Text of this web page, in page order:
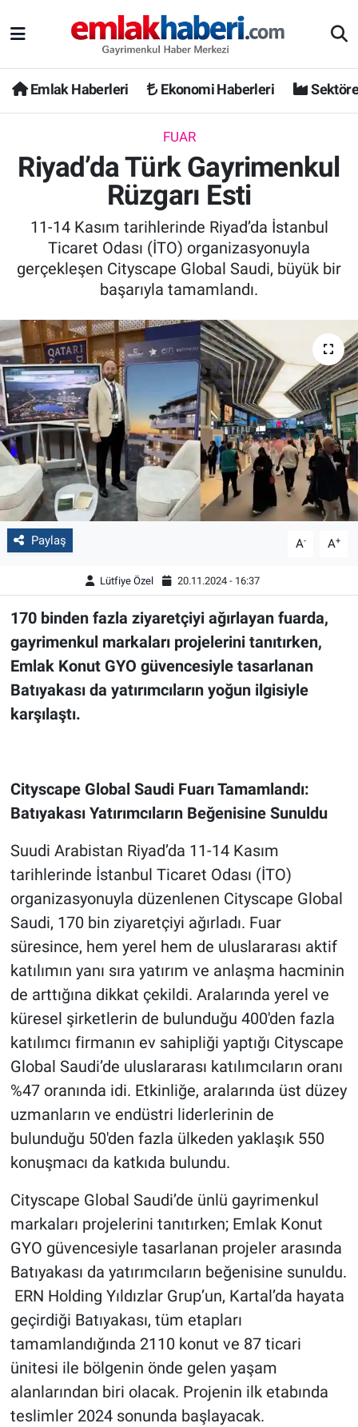
Emlak Haberleri Ekonomi Haberleri
FUAR
Riyad’da Türk Gayrimenkul
Rüzgarı Esti
11-14 Kasım tarihlerinde Riyad’da İstanbul
Ticaret Odası (İTO) organizasyonuyla
gerçekleşen Cityscape Global Saudi, büyük bir
başarıyla tamamlandı.
Paylaş A- A+
Lütfiye Özel 20.11.2024 - 16:37
170 binden fazla ziyaretçiyi ağırlayan fuarda,
gayrimenkul markaları projelerini tanıtırken,
Emlak Konut GYO güvencesiyle tasarlanan
Batıyakası da yatırımcıların yoğun ilgisiyle
karşılaştı.
Cityscape Global Saudi Fuarı Tamamlandı:
Batıyakası Yatırımcıların Beğenisine Sunuldu
Suudi Arabistan Riyad’da 11-14 Kasım
tarihlerinde İstanbul Ticaret Odası (İTO)
organizasyonuyla düzenlenen Cityscape Global
Saudi, 170 bin ziyaretçiyi ağırladı. Fuar
süresince, hem yerel hem de uluslararası aktif
katılımın yanı sıra yatırım ve anlaşma hacminin
de arttığına dikkat çekildi. Aralarında yerel ve
küresel şirketlerin de bulunduğu 400'den fazla
katılımcı firmanın ev sahipliği yaptığı Cityscape
Global Saudi’de uluslararası katılımcıların oranı
%47 oranında idi. Etkinliğe, aralarında üst düzey
uzmanların ve endüstri liderlerinin de
bulunduğu 50'den fazla ülkeden yaklaşık 550
konuşmacı da katkıda bulundu.
Cityscape Global Saudi’de ünlü gayrimenkul
markaları projelerini tanıtırken; Emlak Konut
GYO güvencesiyle tasarlanan projeler arasında
Batıyakası da yatırımcıların beğenisine sunuldu.
ERN Holding Yıldızlar Grup’un, Kartal’da hayata
geçirdiği Batıyakası, tüm etapları
tamamlandığında 2110 konut ve 87 ticari
ünitesi ile bölgenin önde gelen yaşam
alanlarından biri olacak. Projenin ilk etabında
teslimler 2024 sonunda başlayacak.